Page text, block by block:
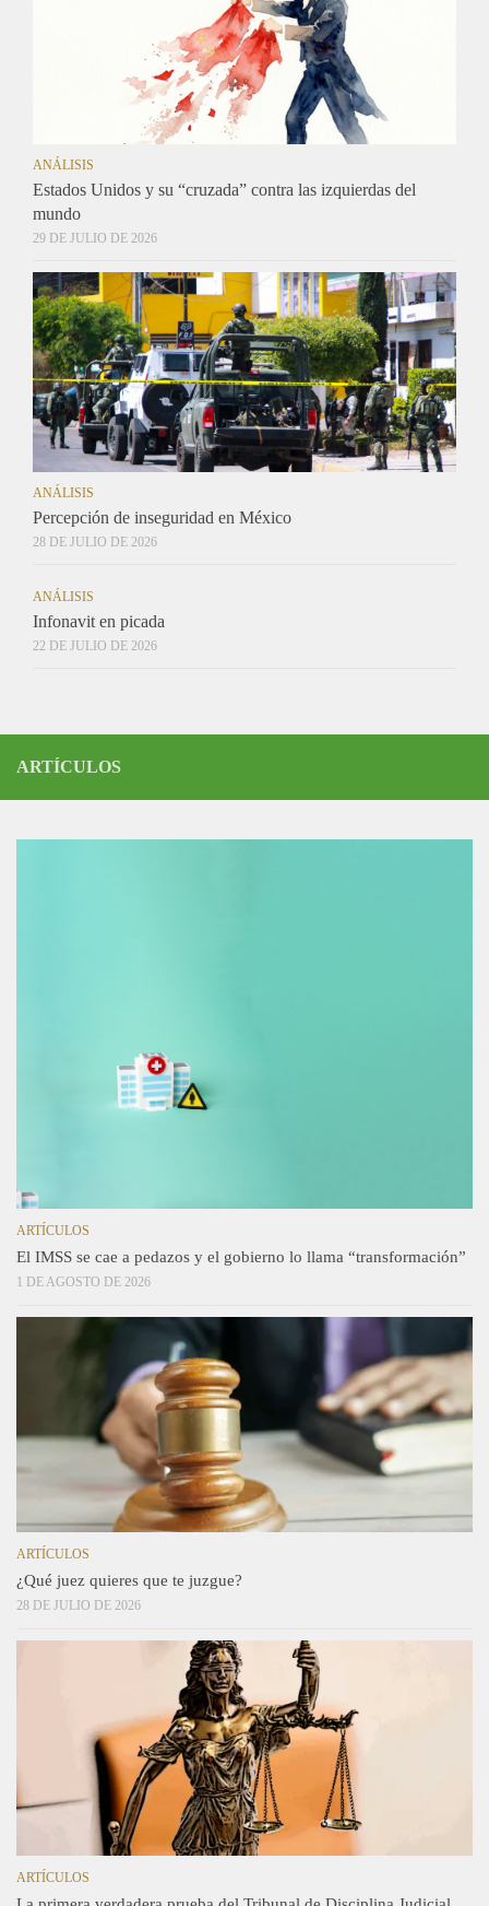
ANÁLISIS
Estados Unidos y su “cruzada” contra las izquierdas del
mundo
29 DE JULIO DE 2026
ANÁLISIS
Percepción de inseguridad en México
28 DE JULIO DE 2026
ANÁLISIS
Infonavit en picada
22 DE JULIO DE 2026
ARTÍCULOS
ARTÍCULOS
El IMSS se cae a pedazos y el gobierno lo llama “transformación”
1 DE AGOSTO DE 2026
ARTÍCULOS
¿Qué juez quieres que te juzgue?
28 DE JULIO DE 2026
ARTÍCULOS